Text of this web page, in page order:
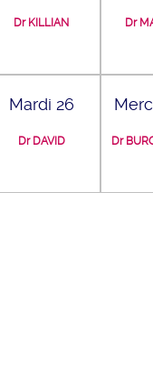
Dr KILLIAN Dr
Mardi 26
Dr DAVID Dr